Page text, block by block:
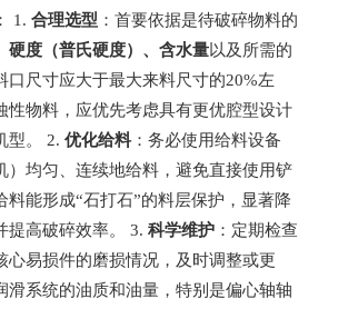
1. 合理选型 ：首要依据是待破碎物料的
硬度（普氏硬度）、含水量以及所需的
口尺寸应大于最大来料尺寸的20%左
性物料，应优先考虑具有更优腔型设计
型。 2. 优化给料 ：务必使用给料设备
）均匀、连续地给料，避免直接使用铲
料能形成“石打石”的料层保护，显著降
提高破碎效率。 3. 科学维护 ：定期检查
心易损件的磨损情况，及时调整或更
滑系统的油质和油量，特别是偏心轴轴